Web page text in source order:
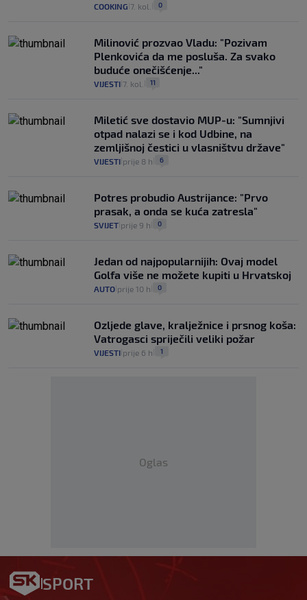
COOKING 7. kol. 0
Milinović prozvao Vladu: "Pozivam
Plenkovića da me posluša. Za svako
buduće onečišćenje..."
VIJESTI 7. kol. 11
Miletić sve dostavio MUP-u: "Sumnjivi
otpad nalazi se i kod Udbine, na
zemljišnoj čestici u vlasništvu države"
VIJESTI prije 8 h 6
Potres probudio Austrijance: "Prvo
prasak, a onda se kuća zatresla"
SVIJET prije 9 h 0
Jedan od najpopularnijih: Ovaj model
Golfa više ne možete kupiti u Hrvatskoj
AUTO prije 10 h 0
Ozljede glave, kralježnice i prsnog koša:
Vatrogasci spriječili veliki požar
VIJESTI prije 6 h 1
Oglas
SPORT